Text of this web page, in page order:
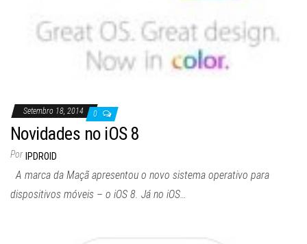
Setembro 18, 2014 0
Novidades no iOS 8
Por IPDROID
A marca da Maçã apresentou o novo sistema operativo para
dispositivos móveis – o iOS 8. Já no iOS…